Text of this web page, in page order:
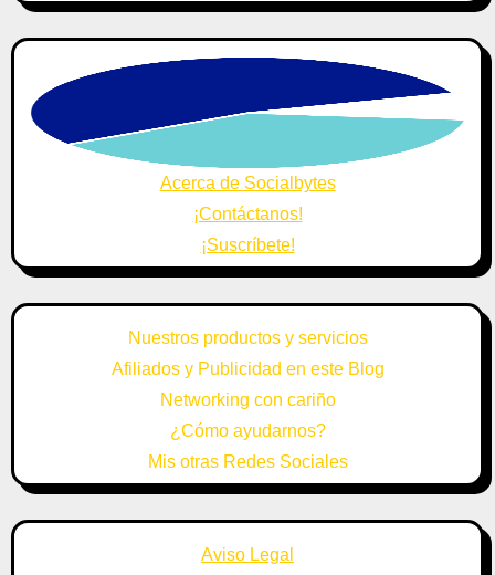
Acerca de Socialbytes
¡Contáctanos!
¡Suscríbete!
Nuestros productos y servicios
Afiliados y Publicidad en este Blog
Networking con cariño
¿Cómo ayudarnos?
Mis otras Redes Sociales
Aviso Legal